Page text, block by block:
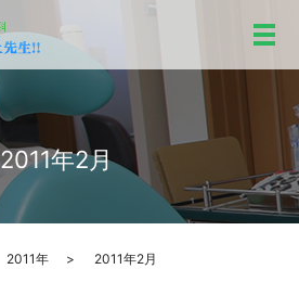
メ
2011年2月
2011年 2011年2月